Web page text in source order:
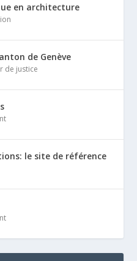
en architecture
de Genève
de justice
le site de référence